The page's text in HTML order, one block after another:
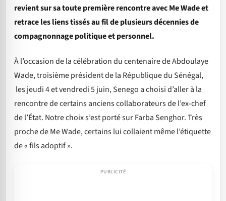
revient sur sa toute première rencontre avec Me Wade et
retrace les liens tissés au fil de plusieurs décennies de
compagnonnage politique et personnel.
À l’occasion de la célébration du centenaire de Abdoulaye
Wade, troisième président de la République du Sénégal,
les jeudi 4 et vendredi 5 juin, Senego a choisi d’aller à la
rencontre de certains anciens collaborateurs de l’ex-chef
de l’État. Notre choix s’est porté sur Farba Senghor. Très
proche de Me Wade, certains lui collaient même l’étiquette
de « fils adoptif ».